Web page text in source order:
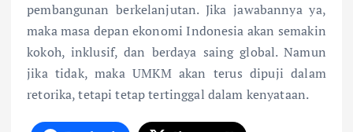
pembangunan berkelanjutan. Jika jawabannya ya,
maka masa depan ekonomi Indonesia akan semakin
kokoh, inklusif, dan berdaya saing global. Namun
jika tidak, maka UMKM akan terus dipuji dalam
retorika, tetapi tetap tertinggal dalam kenyataan.